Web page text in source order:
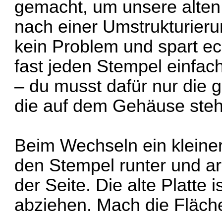
gemacht, um unsere
nach einer
kein Problem und spart
fast jeden Stempel
– du musst dafür nur die
die auf dem Gehäuse
Beim Wechseln ein
den Stempel runter und
der Seite. Die alte Platte
abziehen. Mach die